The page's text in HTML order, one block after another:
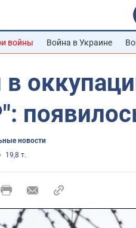
войны Война в Украине
новости
19,8 т.